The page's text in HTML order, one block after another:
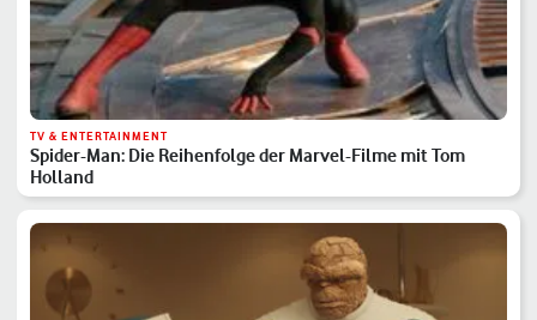
TV & ENTERTAINMENT
Spider-Man: Die Reihenfolge der Marvel-Filme mit Tom
Holland